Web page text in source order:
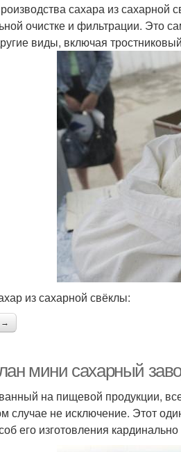
сахара из сахарной
очистке и фильтрации. Это
виды, включая
из сахарной свёклы:
→
мини сахарный
на пищевой продукции,
случае не исключение. Этот
его изготовления